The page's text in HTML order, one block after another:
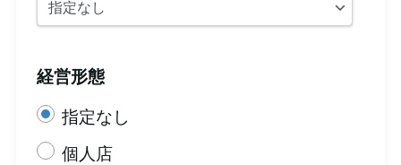
経営形態
指定なし
個人店